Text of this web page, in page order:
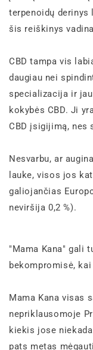
terpenoidų
šis reiškinys
CBD tampa vis
daugiau nei
specializacija ir
kokybės CBD. Ji
CBD įsigijimą, nes
Nesvarbu, ar
lauke, visos jos
galiojančias
neviršija 0,2 %).
"Mama Kana" gali
bekompromisė,
Mama Kana visas
nepriklausomoje
kiekis jose
pats metas